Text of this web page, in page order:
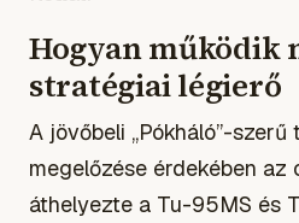
Hogyan működik
stratégiai légierő
A jövőbeli „Pókháló”-szerű
megelőzése érdekében az
áthelyezte a Tu-95MS és